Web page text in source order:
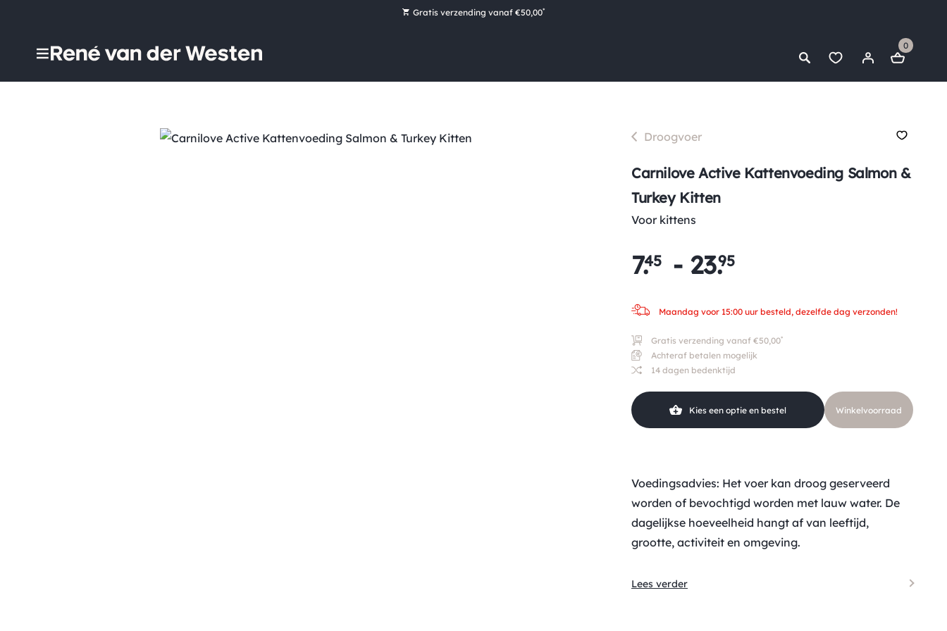
Gratis verzending vanaf €50,00*
0
Droogvoer
Carnilove Active Kattenvoeding Salmon &
Turkey Kitten
Voor kittens
7.
45 - 23.
95
Maandag voor 15:00 uur besteld, dezelfde dag verzonden!
Gratis verzending vanaf €50,00*
Achteraf betalen mogelijk
14 dagen bedenktijd
Kies een optie en bestel Winkelvoorraad
Voedingsadvies: Het voer kan droog geserveerd
worden of bevochtigd worden met lauw water. De
dagelijkse hoeveelheid hangt af van leeftijd,
grootte, activiteit en omgeving.
Lees verder